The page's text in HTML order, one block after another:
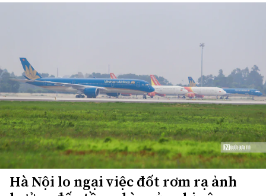
Hà Nội lo ngại việc đốt rơm rạ ảnh